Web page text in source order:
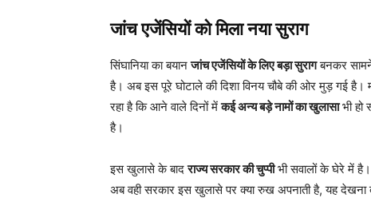
जांच एजेंसियों को मिला नया सुराग
सिंघानिया का बयानजांच एजेंसियों के लिए बड़ा सुरागबनकर
है। अब इस पूरे घोटाले की दिशा विनय चौबे की ओर मुड़ गई है।
रहा है कि आने वाले दिनों मेंकई अन्य बड़े नामों का खुलासाभी हो
है।
इस खुलासे के बादराज्य सरकार की चुप्पीभी सवालों के घेरे में
अब वही सरकार इस खुलासे पर क्या रुख अपनाती है, यह देखना